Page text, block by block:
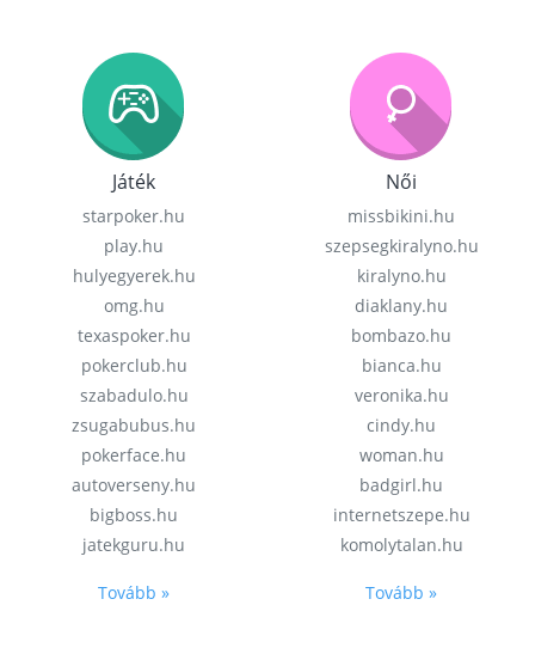
Játék
starpoker.hu
play.hu
hulyegyerek.hu
omg.hu
texaspoker.hu
pokerclub.hu
szabadulo.hu
zsugabubus.hu
pokerface.hu
autoverseny.hu
bigboss.hu
jatekguru.hu
Tovább »
Női
missbikini.hu
szepsegkiralyno.hu
kiralyno.hu
diaklany.hu
bombazo.hu
bianca.hu
veronika.hu
cindy.hu
woman.hu
badgirl.hu
internetszepe.hu
komolytalan.hu
Tovább »